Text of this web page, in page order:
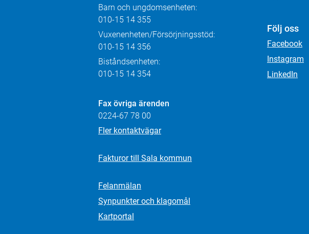
Barn och ungdomsenheten:
010-15 14 355
Vuxenenheten/Försörjningsstöd:
010-15 14 356
Biståndsenheten:
010-15 14 354
Fax övriga ärenden
0224-67 78 00
Fler kontaktvägar
Fakturor till Sala kommun
Felanmälan
Synpunkter och klagomål
Kartportal
Följ oss
Facebook
Instagram
LinkedIn